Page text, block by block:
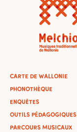
CARTE DE WALLONIE
PHONOTHÈQUE
ENQUÊTES
OUTILS PÉDAGOGIQUES
PARCOURS MUSICAUX